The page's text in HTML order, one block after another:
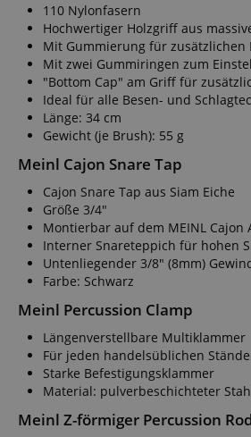
110 Nylonfasern
Hochwertiger Holzgriff aus
Mit Gummierung für zusätzlichen
Mit zwei Gummiringen zum
"Bottom Cap" am Griff für
Ideal für alle Besen- und
Länge: 34 cm
Gewicht (je Brush): 55 g
Meinl Cajon Snare Tap
Cajon Snare Tap aus Siam Eiche
Größe 3/4"
Montierbar auf dem MEINL Cajon
Interner Snareteppich für hohen
Untenliegender 3/8" (8mm)
Farbe: Schwarz
Meinl Percussion Clamp
Längenverstellbare Multiklammer
Für jeden handelsüblichen
Starke Befestigungsklammer
Material: pulverbeschichteter
Meinl Z-förmiger Percussion